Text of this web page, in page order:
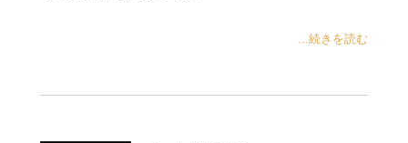
...続きを読む